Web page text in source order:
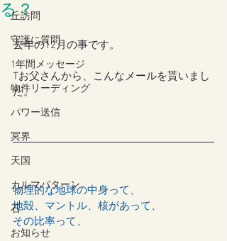
丘訪問
守護に質問
1年間メッセージ
物件リーディング
パワー送信
冥界
天国
カルマパターン
石
お知らせ
る？
去年の12月の事です。
Tお父さんから、こんなメールを貰いまし
た。
物理的な地球の中身って、
地殻、マントル、核があって、
その比率って、